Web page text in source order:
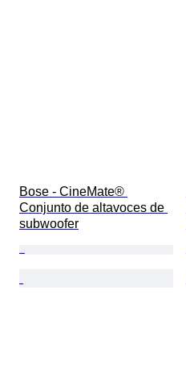
Bose - CineMate®
Conjunto de altavoces de
subwoofer